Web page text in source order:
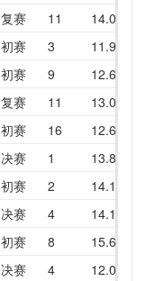
复赛 11 14.08
初赛
3 11.96
初赛 9 12.63
复赛 11 13.09
初赛
16 12.66
决赛 1 13.81
初赛
2 14.18
决赛 4 14.13
初赛
8 15.66
决赛 4 12.00